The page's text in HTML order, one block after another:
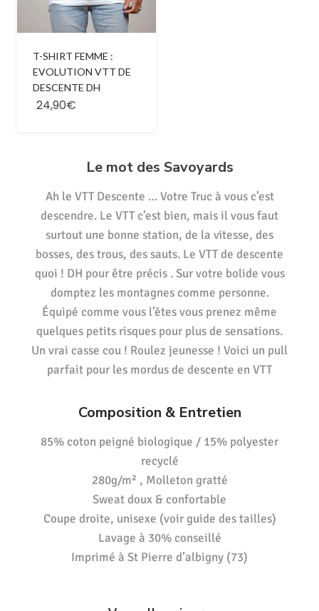
T-SHIRT FEMME :
EVOLUTION VTT DE
DESCENTE DH
24,90€
Le mot des Savoyards
Ah le VTT Descente … Votre Truc à vous c’est
descendre. Le VTT c’est bien, mais il vous faut
surtout une bonne station, de la vitesse, des
bosses, des trous, des sauts. Le VTT de descente
quoi ! DH pour être précis . Sur votre bolide vous
domptez les montagnes comme personne.
Équipé comme vous l’êtes vous prenez même
quelques petits risques pour plus de sensations.
Un vrai casse cou ! Roulez jeunesse ! Voici un pull
parfait pour les mordus de descente en VTT
Composition & Entretien
85% coton peigné biologique / 15% polyester
recyclé
280g/m² , Molleton gratté
Sweat doux & confortable
Coupe droite, unisexe (voir guide des tailles)
Lavage à 30% conseillé
Imprimé à St Pierre d’albigny (73)